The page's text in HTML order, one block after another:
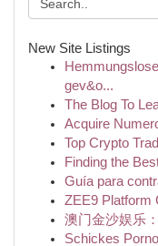
New Site Listings
gev&o...
The Blog To
Acquire
Top Crypto
Finding the
Guía para
ZEE9 Platform
澳门金沙娱乐
Schickes